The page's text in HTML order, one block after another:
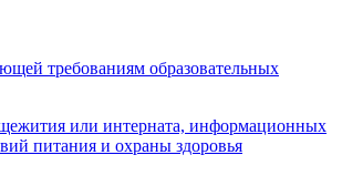
требованиям образовательных
или интерната, информационных
питания и охраны здоровья